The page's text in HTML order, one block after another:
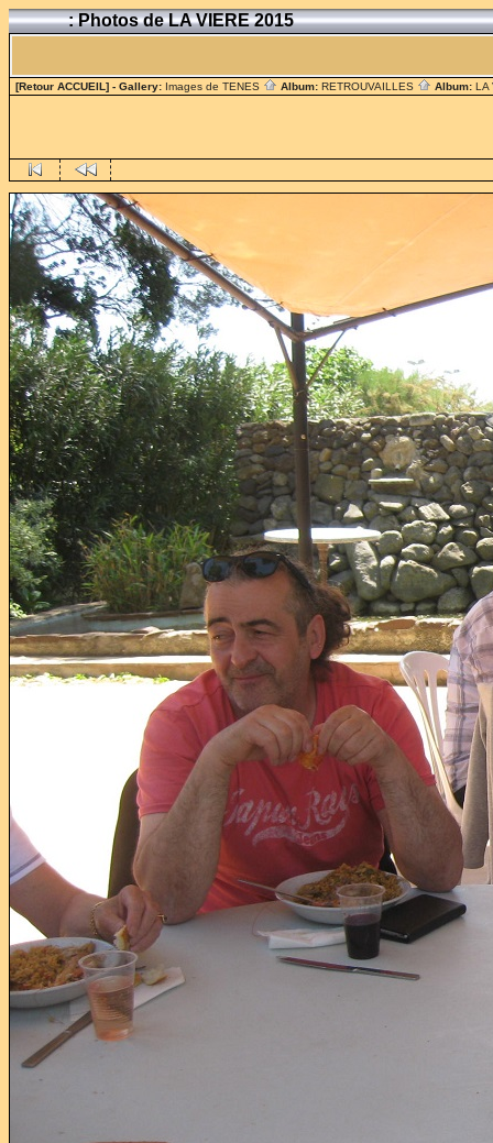
: Photos de LA VIERE 2015
[Retour ACCUEIL] - Gallery: Images de TENES Album: RETROUVAILLES Album: LA